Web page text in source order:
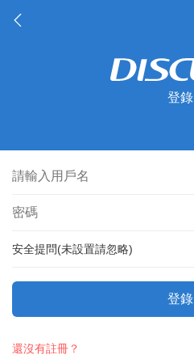
登錄
安全提問(未設置請忽略)
登錄
還沒有註冊？